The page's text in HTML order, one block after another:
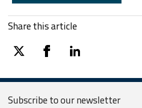
Share this article
twitter facebooklinkedin
Subscribe to ournewsletter